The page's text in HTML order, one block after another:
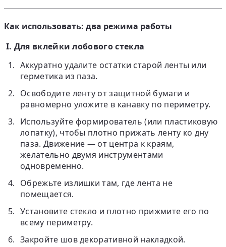
Как использовать: два режима работы
I. Для вклейки лобового стекла
Аккуратно удалите остатки старой ленты или
герметика из паза.
Освободите ленту от защитной бумаги и
равномерно уложите в канавку по периметру.
Используйте формирователь (или пластиковую
лопатку), чтобы плотно прижать ленту ко дну
паза. Движение — от центра к краям,
желательно двумя инструментами
одновременно.
Обрежьте излишки там, где лента не
помещается.
Установите стекло и плотно прижмите его по
всему периметру.
Закройте шов декоративной накладкой.